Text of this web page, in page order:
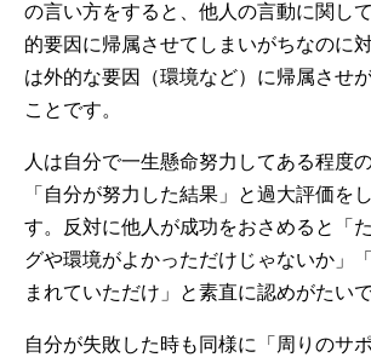
の言い方をすると、他人の言動に関し
的要因に帰属させてしまいがちなのに
は外的な要因（環境など）に帰属させ
ことです。
人は自分で一生懸命努力してある程度
「自分が努力した結果」と過大評価を
す。反対に他人が成功をおさめると「
グや環境がよかっただけじゃないか」
まれていただけ」と素直に認めがたいで
自分が失敗した時も同様に「周りのサ